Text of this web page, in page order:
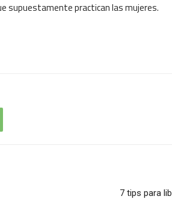
supuestamente practican las mujeres.
7 tips para